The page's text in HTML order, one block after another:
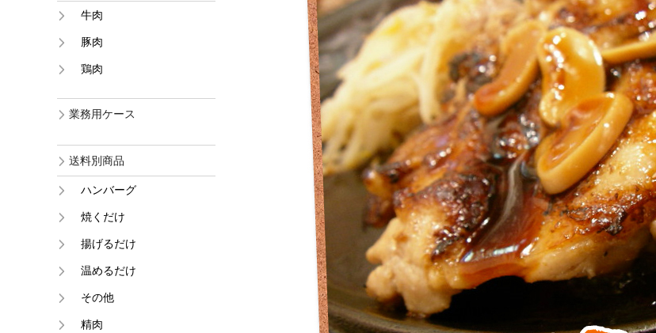
牛肉
豚肉
鶏肉
業務用ケース
送料別商品
ハンバーグ
焼くだけ
揚げるだけ
温めるだけ
その他
精肉